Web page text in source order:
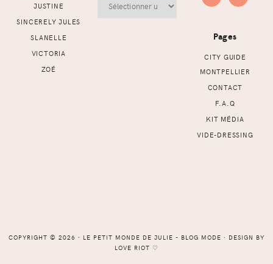
JUSTINE
SINCERELY JULES
SLANELLE
VICTORIA
ZOÉ
Pages
CITY GUIDE
MONTPELLIER
CONTACT
F.A.Q
KIT MÉDIA
VIDE-DRESSING
COPYRIGHT © 2026 ⸱ LE PETIT MONDE DE JULIE - BLOG MODE ⸱ DESIGN BY
LOVE RIOT ♡